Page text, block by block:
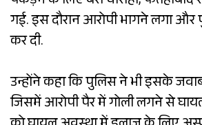
गई. इस दौरान आरोपी भागने लगा और
कर दी.
उन्होंने कहा कि पुलिस ने भी इसके
जिसमें आरोपी पैर में गोली लगने से